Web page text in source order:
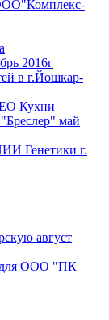
2016г
в г.Йошкар-
Кухни
май
Генетики г.
август
для ООО "ПК